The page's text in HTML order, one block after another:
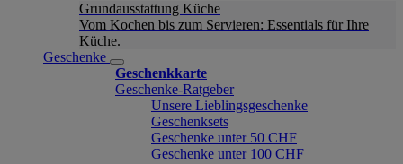
Grundausstattung Küche
Vom Kochen bis zum Servieren: Essentials für Ihre
Küche.
Geschenke
Geschenkkarte
Geschenke-Ratgeber
Unsere Lieblingsgeschenke
Geschenksets
Geschenke unter 50 CHF
Geschenke unter 100 CHF